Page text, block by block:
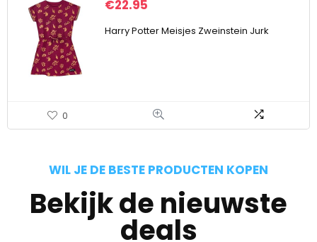
€22.95
Harry Potter Meisjes Zweinstein Jurk
0
WIL JE DE BESTE PRODUCTEN KOPEN
Bekijk de nieuwste
deals